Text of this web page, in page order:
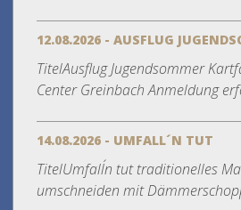
12.08.2026 - AUSFLUG
TitelAusflug Jugendsommer
Center Greinbach Anmeldung
14.08.2026 - UMFALL´N TUT
TitelUmfall´n tut traditionelles
umschneiden mit